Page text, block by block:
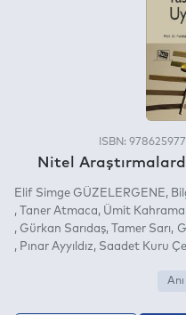
ISBN:
Nitel
Elif Simge GÜZELERGENE
Taner Atmaca
Ümit
Gürkan Sarıdaş
Tamer Sarı
Pınar Ayyıldız
Saadet Kuru
Anı